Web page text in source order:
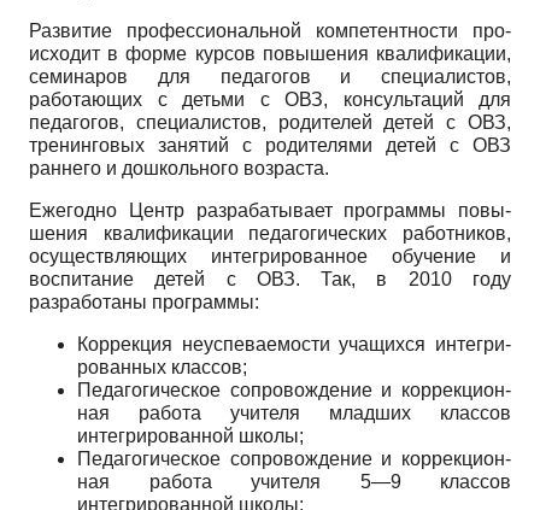
Развитие профессиональной компетентности про­
исходит в форме курсов повышения квалификации,
семинаров для педагогов и специалистов,
работающих с детьми с ОВЗ, консультаций для
педагогов, специа­листов, родителей детей с ОВЗ,
тренинговых занятий с родителями детей с ОВЗ
раннего и дошкольного воз­раста.
Ежегодно Центр разрабатывает программы повы­
шения квалификации педагогических работников,
осуществляющих интегрированное обучение и
воспи­тание детей с ОВЗ. Так, в 2010 году
разработаны про­граммы:
Коррекция неуспеваемости учащихся интегри­
рованных классов;
Педагогическое сопровождение и коррекцион-
ная работа учителя младших классов
интегрирован­ной школы;
Педагогическое сопровождение и коррекцион-
ная работа учителя 5—9 классов
интегрированной школы;